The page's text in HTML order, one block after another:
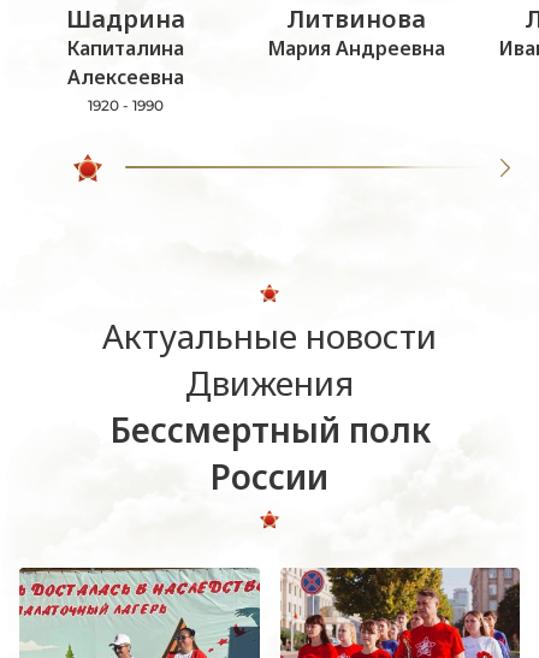
Шадрина
Капиталина
Алексеевна
1920 - 1990
Литвинова
Мария Андреевна
Актуальные новости
Движения
Бессмертный полк
России